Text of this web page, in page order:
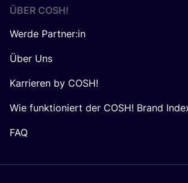
ÜBER COSH!
Werde Partner:in
Über Uns
Karrieren by COSH!
Wie funktioniert der COSH! Brand
FAQ